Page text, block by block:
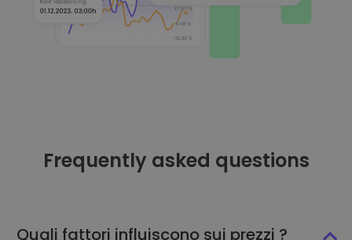
Frequently asked questions
Quali fattori influiscono sui prezzi ?